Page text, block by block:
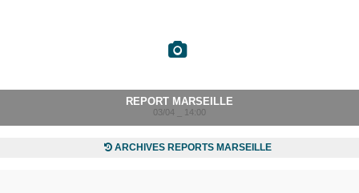
REPORT MARSEILLE
03/04 _ 14:00
ARCHIVES REPORTS MARSEILLE